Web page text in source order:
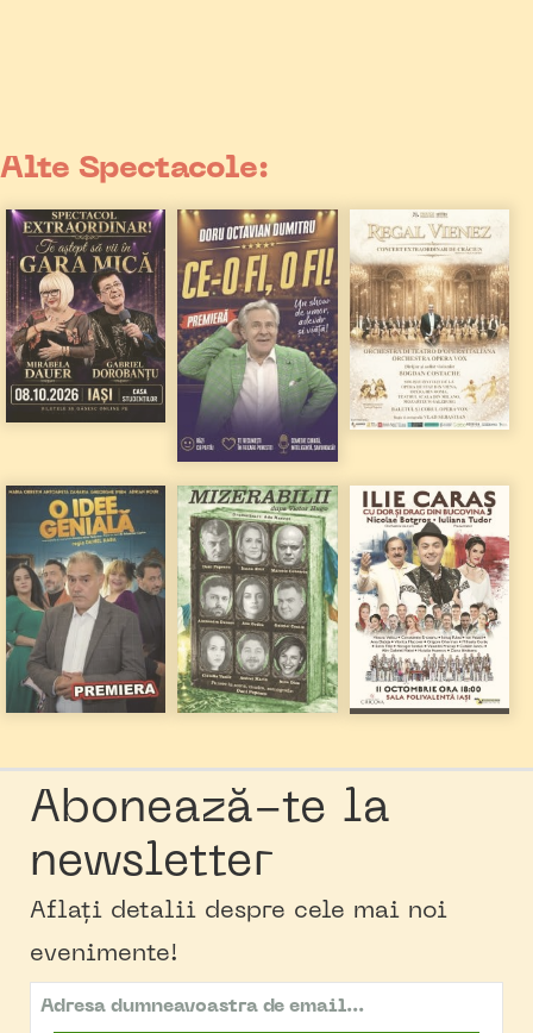
Alte Spectacole:
Abonează-te la
newsletter
Aflați detalii despre cele mai noi
evenimente!